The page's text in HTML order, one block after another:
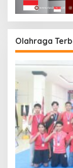
Olahraga